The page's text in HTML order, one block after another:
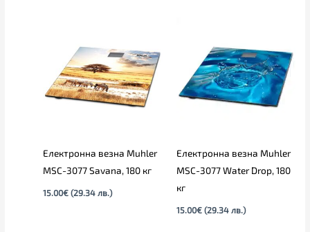
Електронна везна Muhler
MSC-3077 Savana, 180 кг
15.00€ (29.34 лв.)
Електронна везна Muhler
MSC-3077 Water Drop, 180
кг
15.00€ (29.34 лв.)